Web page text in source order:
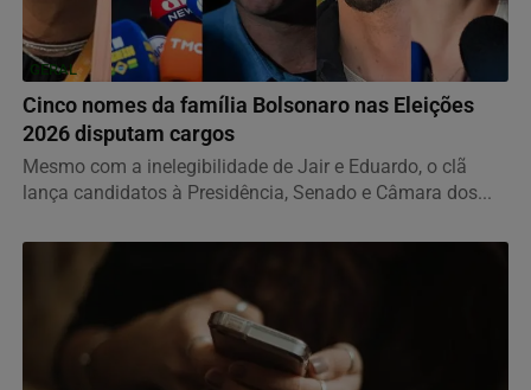
GERAL
Cinco nomes da família Bolsonaro nas Eleições
2026 disputam cargos
Mesmo com a inelegibilidade de Jair e Eduardo, o clã
lança candidatos à Presidência, Senado e Câmara dos...